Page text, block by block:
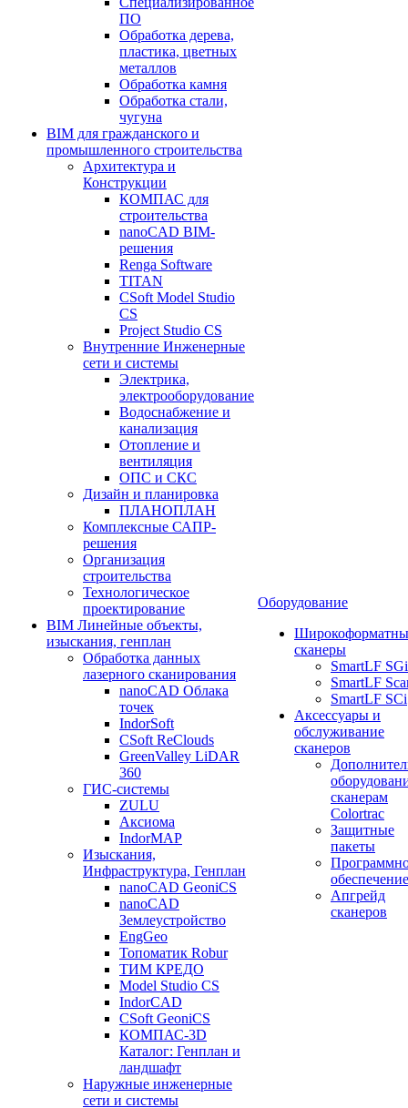
ПО
Обработка дерева,
пластика, цветных
металлов
Обработка камня
Обработка стали,
чугуна
BIM для гражданского и
промышленного строительства
Архитектура и
Конструкции
КОМПАС для
строительства
nanoCAD BIM-
решения
Renga Software
TITAN
CSoft Model Studio
CS
Project Studio CS
Внутренние Инженерные
сети и системы
Электрика,
электрооборудование
Водоснабжение и
канализация
Отопление и
вентиляция
ОПС и СКС
Дизайн и планировка
ПЛАНОПЛАН
Комплексные САПР-
решения
Организация
строительства
Технологическое
проектирование
BIM Линейные объекты,
изыскания, генплан
Обработка данных
лазерного сканирования
nanoCAD Облака
точек
IndorSoft
CSoft ReClouds
GreenValley LiDAR
360
ГИС-системы
ZULU
Аксиома
IndorMAP
Изыскания,
Инфраструктура, Генплан
nanoCAD GeoniCS
nanoCAD
Землеустройство
EngGeo
Топоматик Robur
ТИМ КРЕДО
Model Studio CS
IndorCAD
CSoft GeoniCS
КОМПАС-3D
Каталог: Генплан и
ландшафт
Наружные инженерные
сети и системы
Оборудование
сканеры
SmartLF SGi
SmartLF
SmartLF SCi
Аксессуары и
обслуживание
сканеров
сканерам
Colortrac
Защитные
пакеты
обеспечение
Апгрейд
сканеров